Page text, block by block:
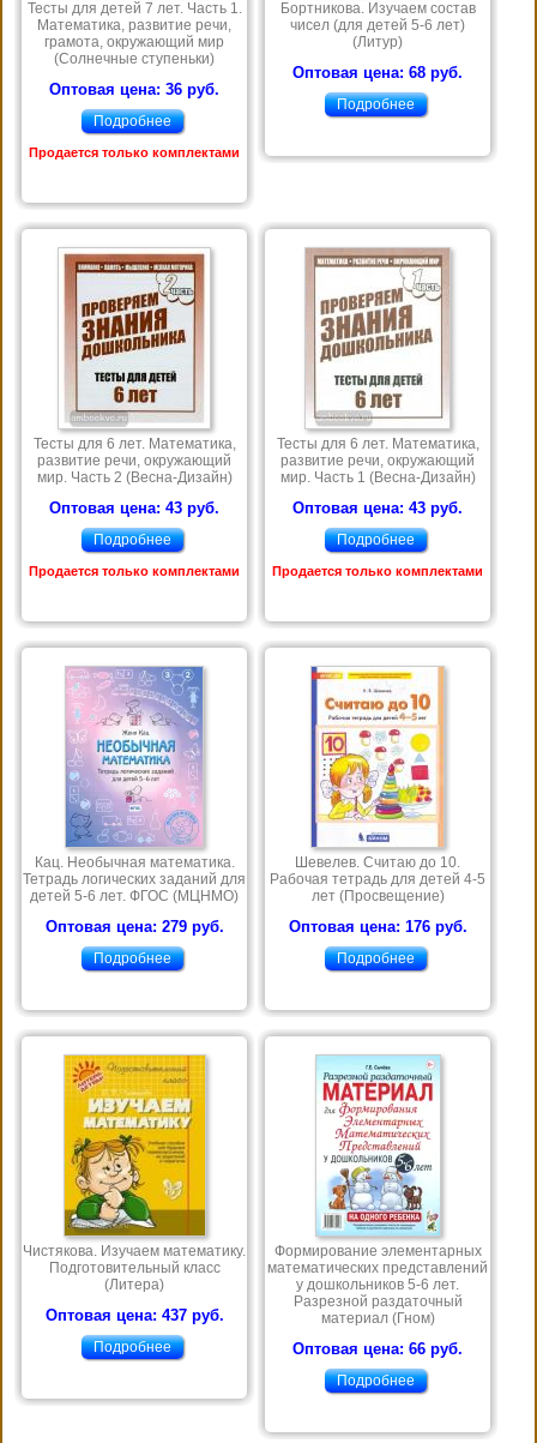
Тесты для детей 7 лет. Часть 1.
Математика, развитие речи,
грамота, окружающий мир
(Солнечные ступеньки)
Оптовая цена: 36 руб.
Подробнее
Продается только комплектами
Бортникова. Изучаем состав
чисел (для детей 5-6 лет)
(Литур)
Оптовая цена: 68 руб.
Подробнее
Тесты для 6 лет. Математика,
развитие речи, окружающий
мир. Часть 2 (Весна-Дизайн)
Оптовая цена: 43 руб.
Подробнее
Продается только комплектами
Тесты для 6 лет. Математика,
развитие речи, окружающий
мир. Часть 1 (Весна-Дизайн)
Оптовая цена: 43 руб.
Подробнее
Продается только комплектами
Кац. Необычная математика.
Тетрадь логических заданий для
детей 5-6 лет. ФГОС (МЦНМО)
Оптовая цена: 279 руб.
Подробнее
Шевелев. Считаю до 10.
Рабочая тетрадь для детей 4-5
лет (Просвещение)
Оптовая цена: 176 руб.
Подробнее
Чистякова. Изучаем математику.
Подготовительный класс
(Литера)
Оптовая цена: 437 руб.
Подробнее
Формирование элементарных
математических представлений
у дошкольников 5-6 лет.
Разрезной раздаточный
материал (Гном)
Оптовая цена: 66 руб.
Подробнее